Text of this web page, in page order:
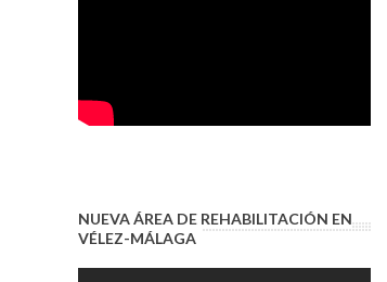
NUEVA ÁREA DE REHABILITACIÓN EN
VÉLEZ-MÁLAGA